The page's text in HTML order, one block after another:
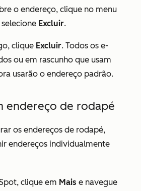
o endereço, clique no menu
selecione Excluir.
clique Excluir. Todos os e-
ou em rascunho que usam
usarão o endereço padrão.
endereço de rodapé
os endereços de rodapé,
endereços individualmente
clique em Mais e navegue